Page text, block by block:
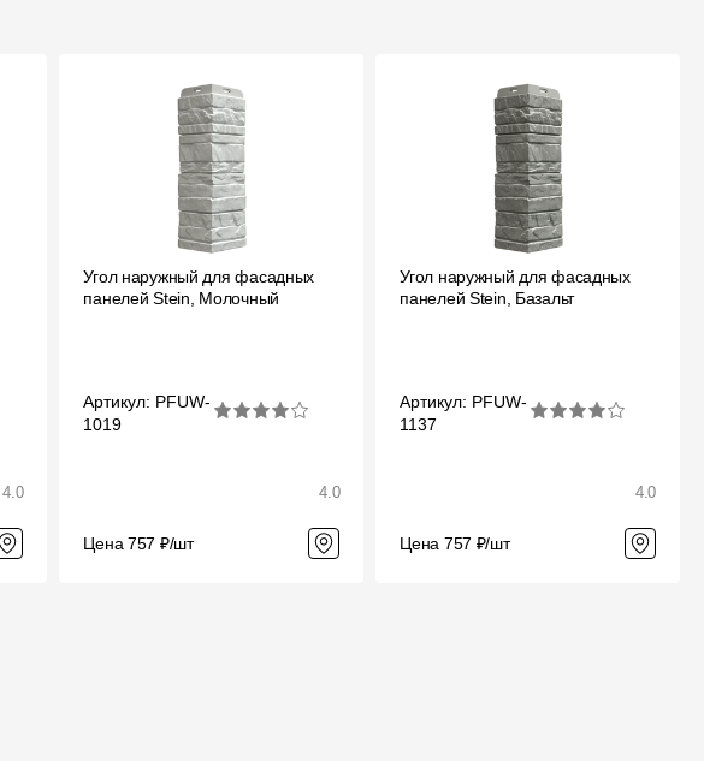
4.0
Угол наружный для фасадных
панелей Stein, Молочный
Артикул: PFUW-
1019
4.0
Цена 757 ₽/шт
Угол наружный для фасадных
панелей Stein, Базальт
Артикул: PFUW-
1137
4.0
Цена 757 ₽/шт